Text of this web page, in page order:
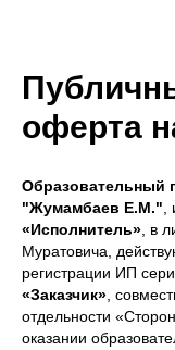
оферта
Образовательный
"Жумамбаев Е.М.",
«Исполнитель», в
Муратовича,
регистрации ИП
«Заказчик»,
отдельности
оказании